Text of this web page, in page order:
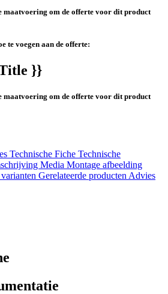
maatvoering om de offerte voor dit product
te voegen aan de offerte:
}}
maatvoering om de offerte voor dit product
Technische Fiche Technische
Media Montage afbeelding
Gerelateerde producten Advies